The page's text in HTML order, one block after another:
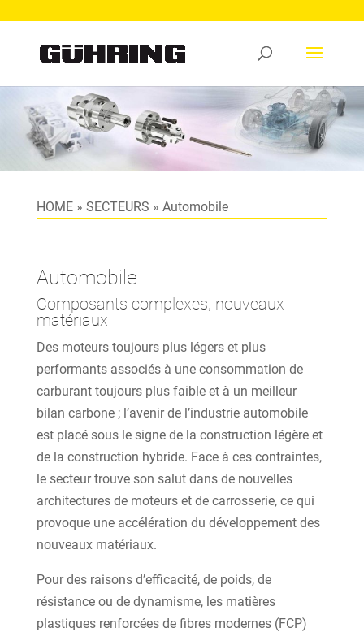
HOME» SECTEURS » Automobile
Automobile
Composants complexes, nouveaux
matériaux
Des moteurs toujours plus légers et plus
performants associés à une consommation de
carburant toujours plus faible et à un meilleur
bilan carbone ; l’avenir de l’industrie automobile
est placé sous le signe de la construction légère et
de la construction hybride. Face à ces contraintes,
le secteur trouve son salut dans de nouvelles
architectures de moteurs et de carrosserie, ce qui
provoque une accélération du développement des
nouveaux matériaux.
Pour des raisons d’efficacité, de poids, de
résistance ou de dynamisme, les matières
plastiques renforcées de fibres modernes (FCP)